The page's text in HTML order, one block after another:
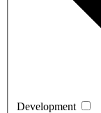
Development